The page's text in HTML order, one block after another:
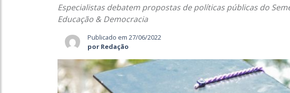
Especialistas debatem propostas de políticas públicas do
Educação & Democracia
Publicado em 27/06/2022
por Redação